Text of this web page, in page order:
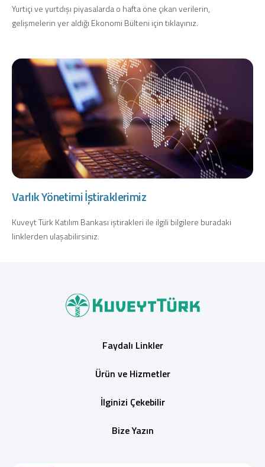
Dijital Bankacılık Hakkımızda Finans Portalı
Yatırımcı İlişkileri
Şube ve ATM’ler
İletişim
Ürün ve Hizmet Ücretleri
Englishالعربية
Dijital Bankacılık Hakkımızda Finans Portalı
Yatırımcı İlişkileri
Şube ve ATM’ler
İletişim
Ürün ve Hizmet Ücretleri
English
العربية
Yurtiçi ve yurtdışı piyasalarda o hafta öne çıkan verilerin,
gelişmelerin yer aldığı Ekonomi Bülteni için tıklayınız.
Varlık Yönetimi İştiraklerimiz
Kuveyt Türk Katılım Bankası iştirakleri ile ilgili bilgilere buradaki
linklerden ulaşabilirsiniz.
Faydalı Linkler
Ürün ve Hizmetler
İlginizi Çekebilir
Bize Yazın